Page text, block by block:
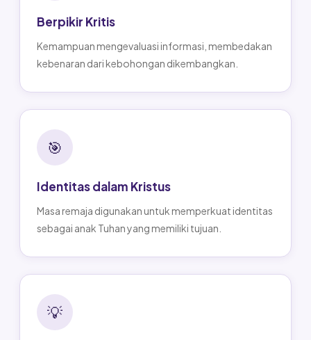
Berpikir Kritis
Kemampuan mengevaluasi informasi, membedakan
kebenaran dari kebohongan dikembangkan.
🎯
Identitas dalam Kristus
Masa remaja digunakan untuk memperkuat identitas
sebagai anak Tuhan yang memiliki tujuan.
💡